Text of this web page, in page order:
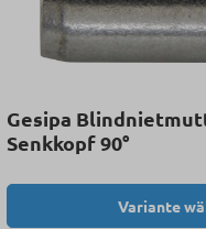
Gesipa
Senkkopf 90°
Variante